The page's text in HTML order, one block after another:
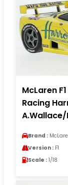
McLaren
Racing
A.Wallace/
Brand :
Version : F1
Scale : 1/18